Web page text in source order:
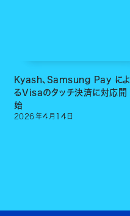
Kyash、Samsung Pay によ
るVisaのタッチ決済に対応開
始
2026年4 月 14 日